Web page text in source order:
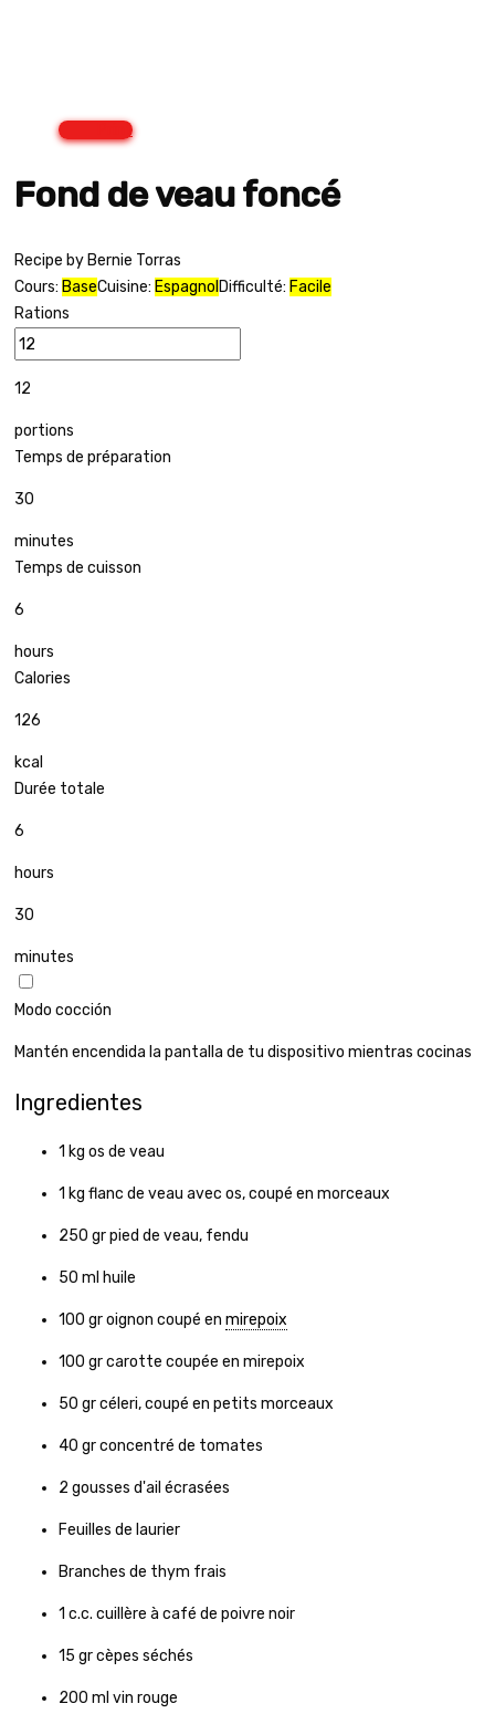
Print
Fond de veau foncé
Recipe by Bernie Torras
Cours: BaseCuisine: Espagnol Difficulté: Facile
Rations
12
portions
Temps de préparation
30
minutes
Temps de cuisson
6
hours
Calories
126
kcal
Durée totale
6
hours
30
minutes
Modo cocción
Mantén encendida la pantalla de tu dispositivo mientras cocinas
Ingredientes
1 kg os de veau
1 kg flanc de veau avec os, coupé en morceaux
250 grpied de veau, fendu
50 ml huile
100 groignon coupé en mirepoix
100 grcarotte coupée en mirepoix
50 grcéleri, coupé en petits morceaux
40 grconcentré de tomates
2 gousses d'ail écrasées
Feuilles de laurier
Branches de thym frais
1 c.c. cuillère à café de poivre noir
15 grcèpes séchés
200 ml vin rouge